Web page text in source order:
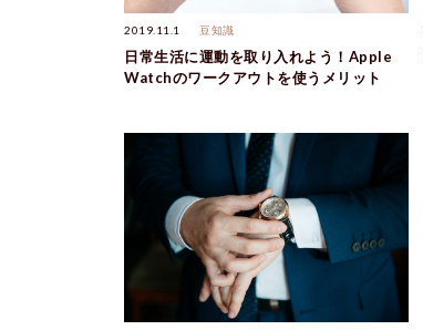
2019.11.1 豆知識
日常生活に運動を取り入れよう！Apple
Watchのワークアウトを使うメリット